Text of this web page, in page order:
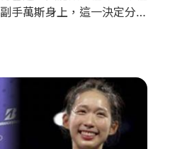
手萬斯身上，這一決定分別
區一個普通的單親家庭長
在風險投資領域工作也是
作家。 萬斯由八年前反特朗普，